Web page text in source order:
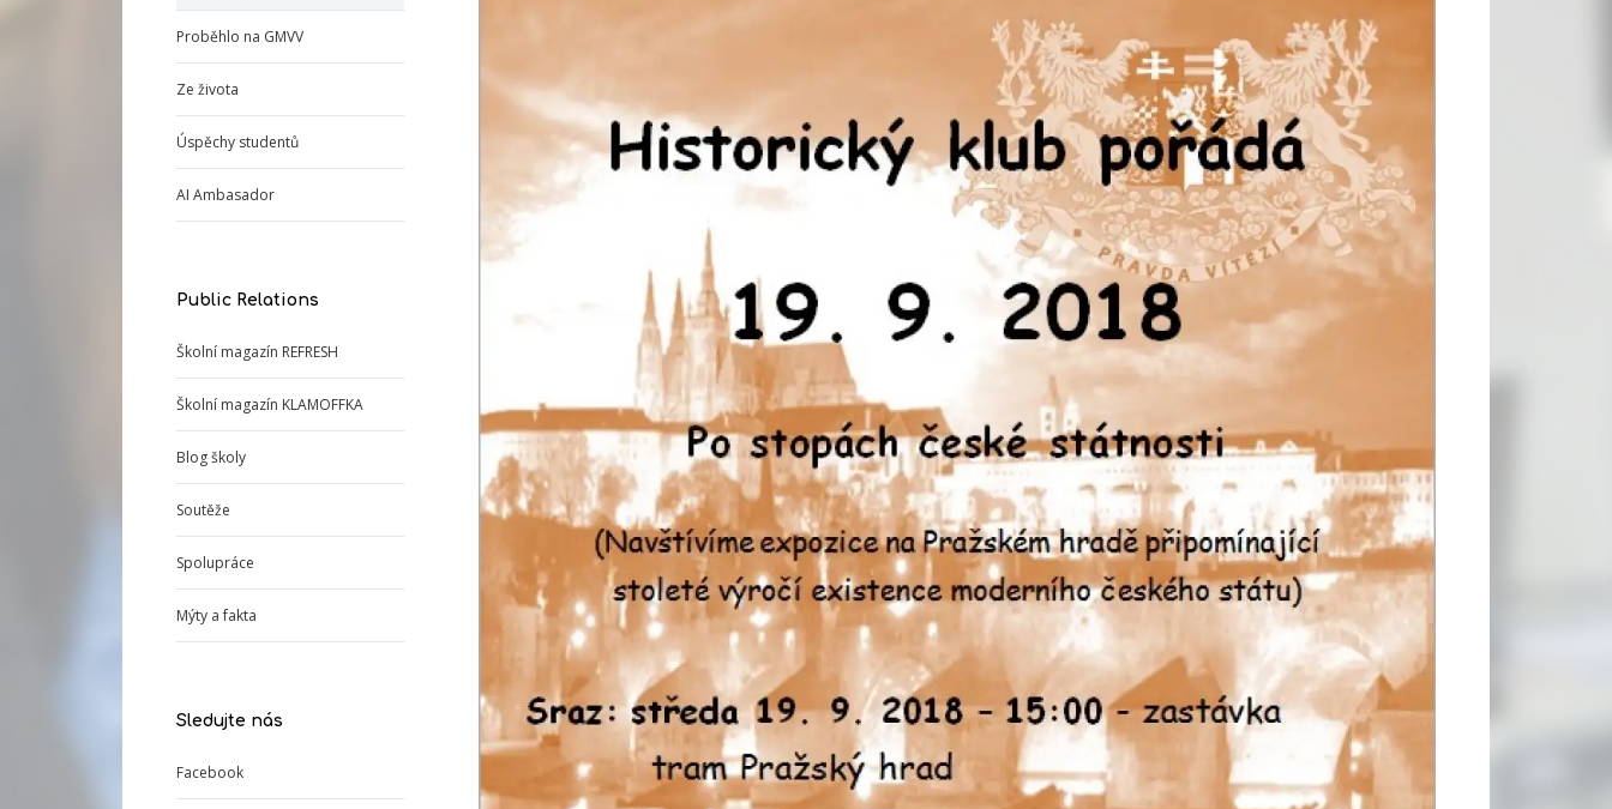
Proběhlo na GMVV
Ze života
Úspěchy studentů
AI Ambasador
Public Relations
Školní magazín REFRESH
Školní magazín KLAMOFFKA
Blog školy
Soutěže
Spolupráce
Mýty a fakta
Sledujte nás
Facebook